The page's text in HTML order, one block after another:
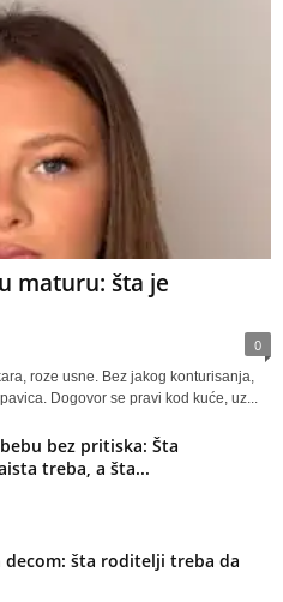
maturu: šta je
0
roze usne. Bez jakog konturisanja,
Dogovor se pravi kod kuće, uz...
bez pritiska: Šta
treba, a šta...
decom: šta roditelji treba da